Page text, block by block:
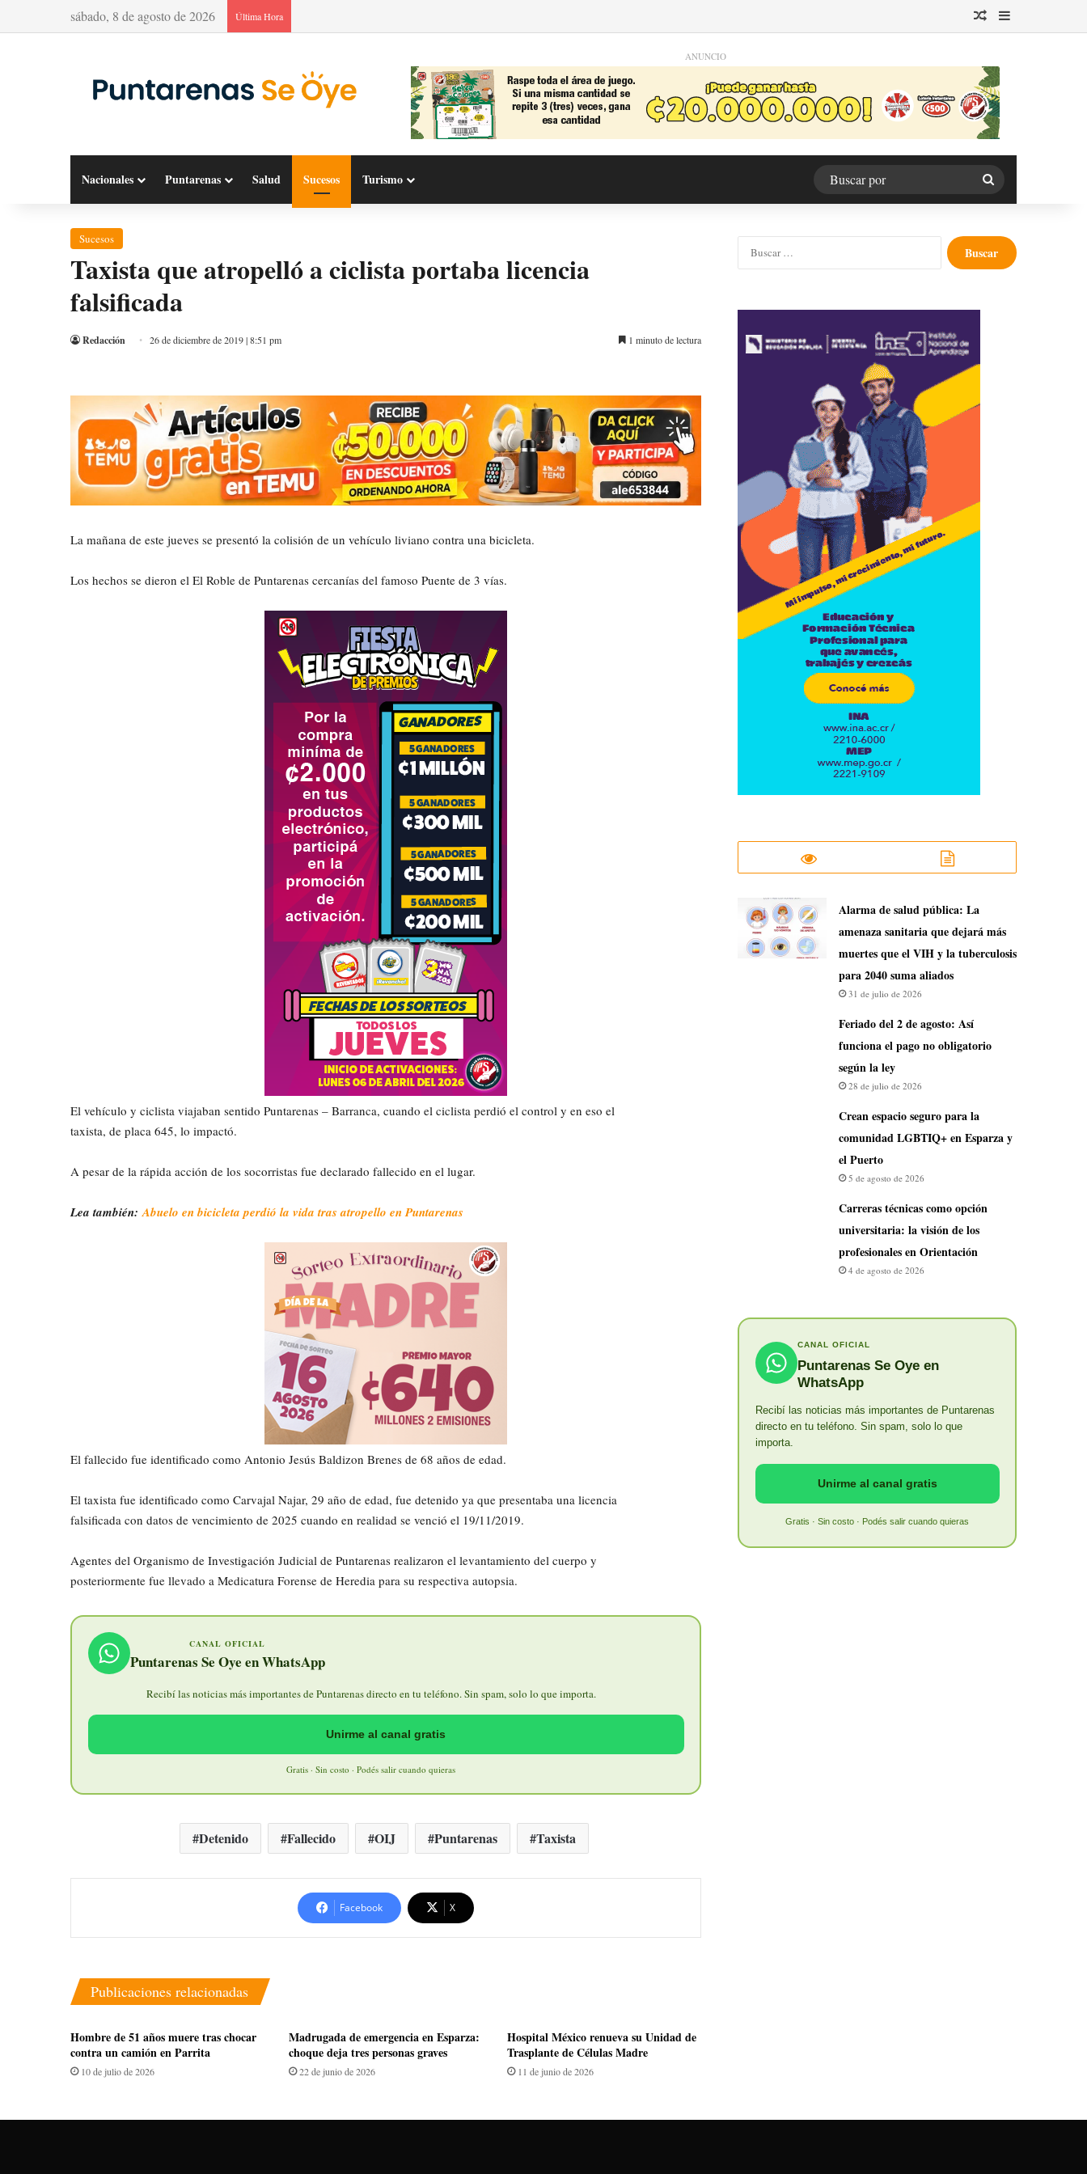
sábado, 8 de agosto de 2026 Última Hora Publicación al azar
Barra lateral
ANUNCIO
Nacionales Puntarenas Salud Sucesos Turismo
Buscar
por
Sucesos
Taxista que atropelló a ciclista portaba licencia
falsificada
Redacción 26 de diciembre de 2019 | 8:51 pm 1 minuto de lectura
La mañana de este jueves se presentó la colisión de un vehículo liviano contra una bicicleta.
Los hechos se dieron el El Roble de Puntarenas cercanías del famoso Puente de 3 vías.
El vehículo y ciclista viajaban sentido Puntarenas – Barranca, cuando el ciclista perdió el control y en eso el
taxista, de placa 645, lo impactó.
A pesar de la rápida acción de los socorristas fue declarado fallecido en el lugar.
Lea también:Abuelo en bicicleta perdió la vida tras atropello en Puntarenas
El fallecido fue identificado como Antonio Jesús Baldizon Brenes de 68 años de edad.
El taxista fue identificado como Carvajal Najar, 29 año de edad, fue detenido ya que presentaba una licencia
falsificada con datos de vencimiento de 2025 cuando en realidad se venció el 19/11/2019.
Agentes del Organismo de Investigación Judicial de Puntarenas realizaron el levantamiento del cuerpo y
posteriormente fue llevado a Medicatura Forense de Heredia para su respectiva autopsia.
CANAL OFICIAL
Puntarenas Se Oye en WhatsApp
Recibí las noticias más importantes de Puntarenas directo en tu teléfono. Sin spam, solo lo que importa.
Unirme al canal gratis
Gratis · Sin costo · Podés salir cuando quieras
Detenido Fallecido OIJ Puntarenas Taxista
Facebook X
Publicaciones relacionadas
Hombre de 51 años muere tras chocar
contra un camión en Parrita
10 de julio de 2026
Madrugada de emergencia en Esparza:
choque deja tres personas graves
22 de junio de 2026
Hospital México renueva su Unidad de
Trasplante de Células Madre
11 de junio de 2026
Buscar:
​Alarma de salud pública: La
amenaza sanitaria que dejará más
muertes que el VIH y la tuberculosis
para 2040 suma aliados
31 de julio de 2026
Feriado del 2 de agosto: Así
funciona el pago no obligatorio
según la ley
28 de julio de 2026
Crean espacio seguro para la
comunidad LGBTIQ+ en Esparza y
el Puerto
5 de agosto de 2026
Carreras técnicas como opción
universitaria: la visión de los
profesionales en Orientación
4 de agosto de 2026
CANAL OFICIAL
Puntarenas Se Oye en
WhatsApp
Recibí las noticias más importantes de Puntarenas
directo en tu teléfono. Sin spam, solo lo que
importa.
Unirme al canal gratis
Gratis · Sin costo · Podés salir cuando quieras